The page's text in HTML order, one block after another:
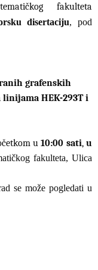
fakulteta
disertaciju, pod
grafenskih
HEK-293T i
u10:00 sati,u
fakulteta, Ulica
se može pogledati u